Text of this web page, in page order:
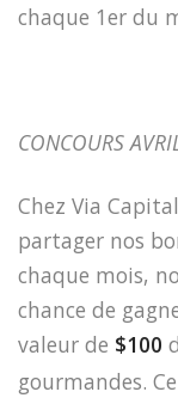
chaque 1er du
CONCOURS
Chez Via
partager nos
chaque mois,
chance de
valeur de $100
gourmandes.